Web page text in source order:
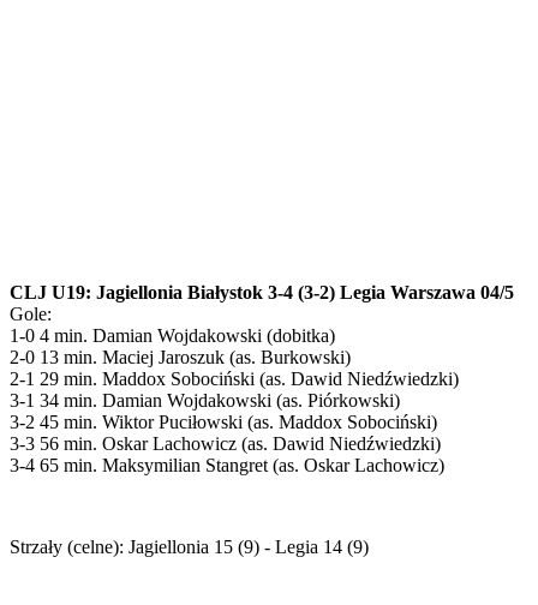
CLJ U19: Jagiellonia Białystok 3-4 (3-2) Legia Warszawa 04/5
Gole:
1-0 4 min. Damian Wojdakowski (dobitka)
2-0 13 min. Maciej Jaroszuk (as. Burkowski)
2-1 29 min. Maddox Sobociński (as. Dawid Niedźwiedzki)
3-1 34 min. Damian Wojdakowski (as. Piórkowski)
3-2 45 min. Wiktor Puciłowski (as. Maddox Sobociński)
3-3 56 min. Oskar Lachowicz (as. Dawid Niedźwiedzki)
3-4 65 min. Maksymilian Stangret (as. Oskar Lachowicz)
Strzały (celne): Jagiellonia 15 (9) - Legia 14 (9)